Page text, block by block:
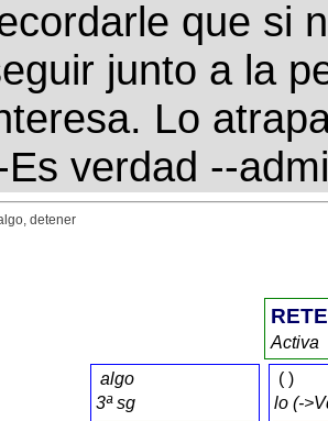
que si
junto a la
Lo
Es verdad --
detener
Activa
algo
3ª sg
()
lo (-